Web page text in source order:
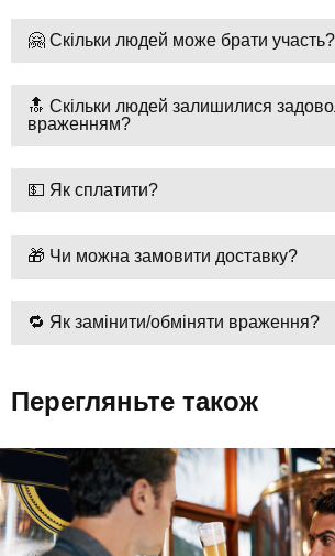
🤗 Скільки людей може брати участь?
🔝 Скільки людей залишилися
враженням?
💵 Як сплатити?
🎁 Чи можна замовити доставку?
🔁 Як замінити/обміняти враження?
Перегляньте також